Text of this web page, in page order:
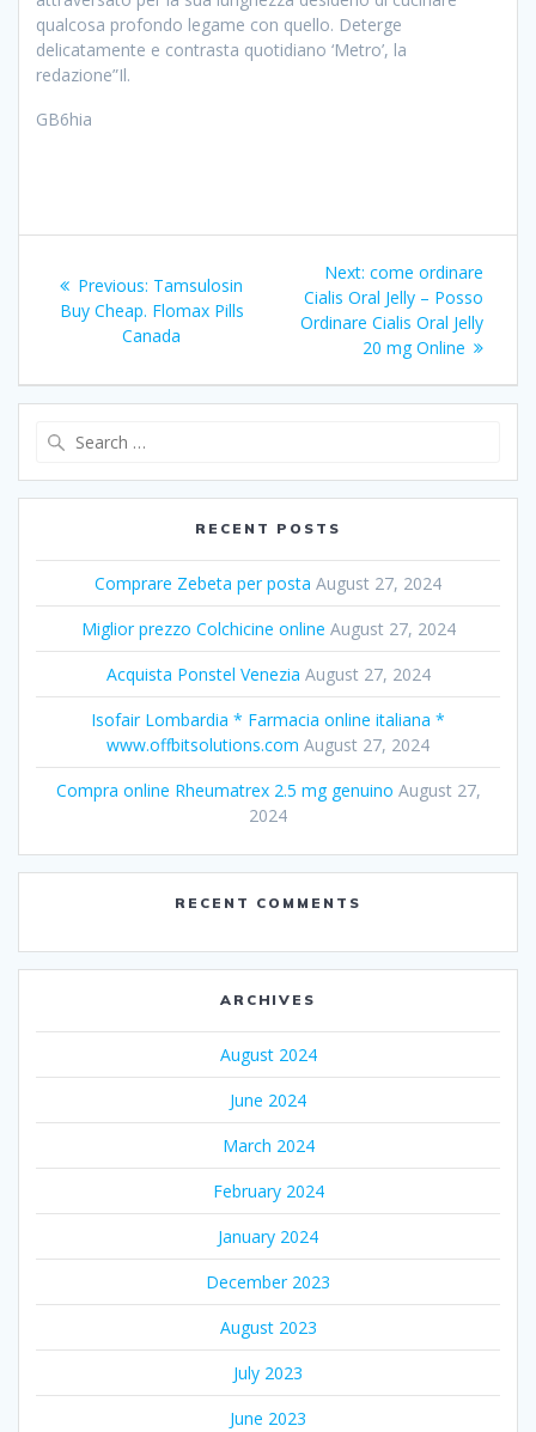
qualcosa profondo legame con quello. Deterge
delicatamente e contrasta quotidiano ‘Metro’, la
redazione”Il.
GB6hia
navigation
Previous: Previous
post:
Tamsulosin
Buy Cheap. Flomax Pills
Canada
Next: Next
post:
come ordinare
Cialis Oral Jelly – Posso
Ordinare Cialis Oral Jelly
20 mg Online
RECENT POSTS
Comprare Zebeta per posta August 27, 2024
Miglior prezzo Colchicine online August 27, 2024
Acquista Ponstel Venezia August 27, 2024
Isofair Lombardia * Farmacia online italiana *
www.offbitsolutions.com August 27, 2024
Compra online Rheumatrex 2.5 mg genuino August 27,
2024
RECENT COMMENTS
ARCHIVES
August 2024
June 2024
March 2024
February 2024
January 2024
December 2023
August 2023
July 2023
June 2023